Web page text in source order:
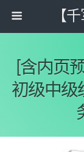
【
[含内页
初级中级